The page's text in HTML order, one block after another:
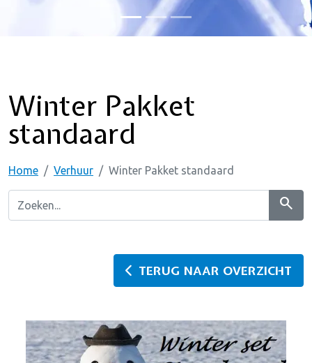
Winter Pakket
standaard
Home Verhuur Winter Pakket standaard
search
TERUG NAAR OVERZICHT